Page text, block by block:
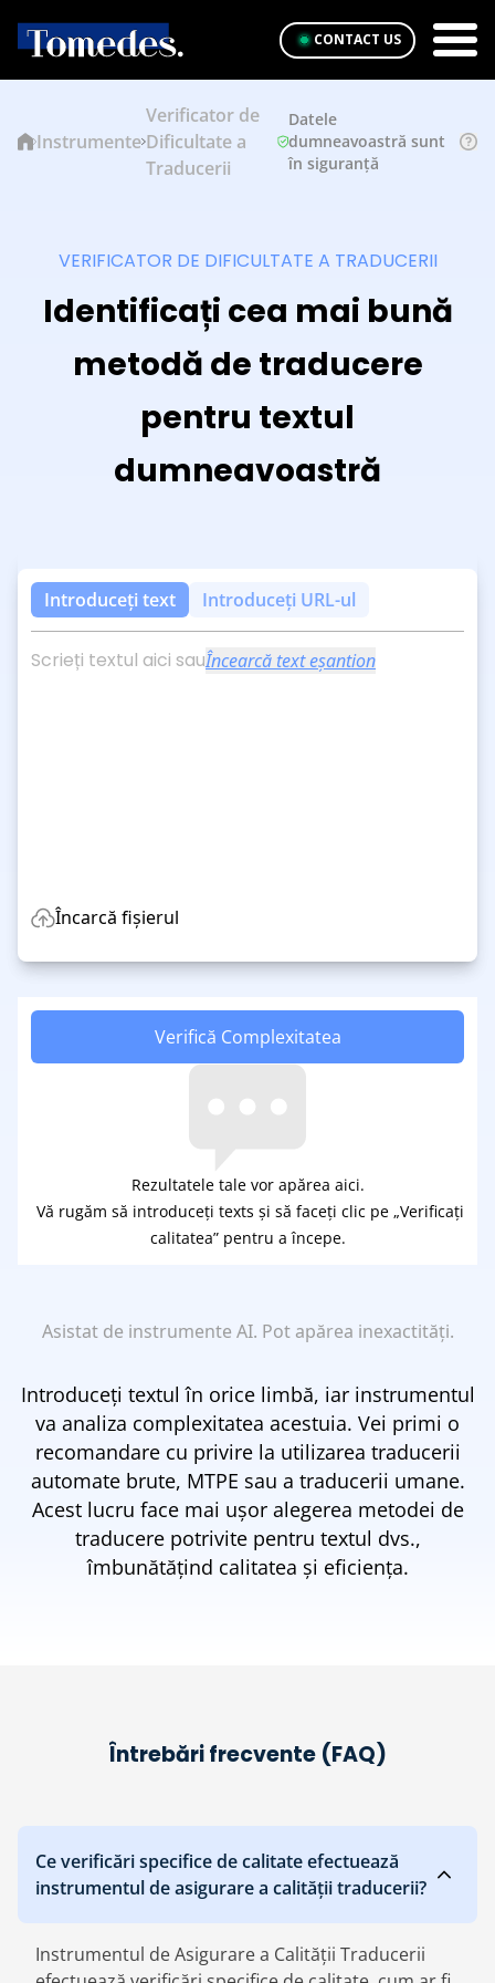
CONTACT US
Instrumente
Verificator de
Dificultate a
Traducerii
Datele
dumneavoastră sunt
în siguranță
VERIFICATOR DE DIFICULTATE A TRADUCERII
Identificați cea mai bună
metodă de traducere
pentru textul
dumneavoastră
Introduceți text Introduceți URL-ul
Scrieți textul aici sauÎncearcă text eșantion
Încarcă fișierul
Verifică Complexitatea
Rezultatele tale vor apărea aici.
‎ Vă rugăm să introduceți texts și să faceți clic pe „Verificați
calitatea” pentru a începe.
Asistat de instrumente AI. Pot apărea inexactități.
Introduceți textul în orice limbă, iar instrumentul
va analiza complexitatea acestuia. Vei primi o
recomandare cu privire la utilizarea traducerii
automate brute, MTPE sau a traducerii umane.
Acest lucru face mai ușor alegerea metodei de
traducere potrivite pentru textul dvs.,
îmbunătățind calitatea și eficiența.
Întrebări frecvente (FAQ)
Ce verificări specifice de calitate efectuează
instrumentul de asigurare a calității traducerii?
Instrumentul de Asigurare a Calității Traducerii